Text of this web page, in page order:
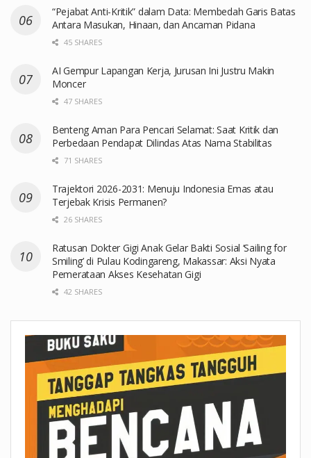
“Pejabat Anti-Kritik” dalam Data: Membedah Garis Batas
Antara Masukan, Hinaan, dan Ancaman Pidana
45 SHARES
AI Gempur Lapangan Kerja, Jurusan Ini Justru Makin
Moncer
47 SHARES
Benteng Aman Para Pencari Selamat: Saat Kritik dan
Perbedaan Pendapat Dilindas Atas Nama Stabilitas
71 SHARES
Trajektori 2026-2031: Menuju Indonesia Emas atau
Terjebak Krisis Permanen?
26 SHARES
Ratusan Dokter Gigi Anak Gelar Bakti Sosial ‘Sailing for
Smiling’ di Pulau Kodingareng, Makassar: Aksi Nyata
Pemerataan Akses Kesehatan Gigi
42 SHARES